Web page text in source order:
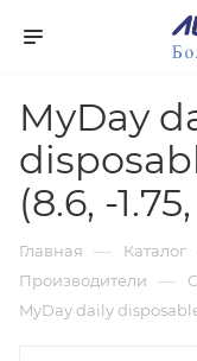
MyDay
(8.6, -
Главная — Каталог
Производители —
MyDay daily